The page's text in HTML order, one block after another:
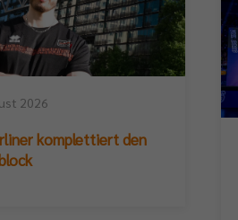
2026
komplettiert den